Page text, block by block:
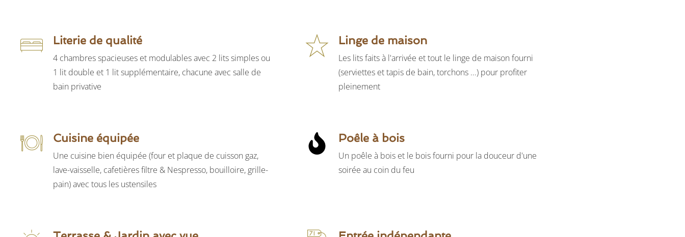
Literie de qualité
4 chambres spacieuses et modulables avec 2 lits simples ou
1 lit double et 1 lit supplémentaire, chacune avec salle de
bain privative
Linge de maison
Les lits faits à l'arrivée et tout le linge de maison fourni
(serviettes et tapis de bain, torchons ...) pour profiter
pleinement
Cuisine équipée
Une cuisine bien équipée (four et plaque de cuisson gaz,
lave-vaisselle, cafetières filtre & Nespresso, bouilloire, grille-
pain) avec tous les ustensiles
Poêle à bois
Un poêle à bois et le bois fourni pour la douceur d'une
soirée au coin du feu